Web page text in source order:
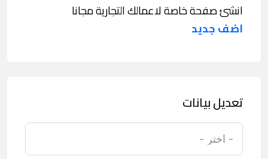
انشئ صفحة خاصة لاعمالك التجارية مجانا
اضف جديد
تعديل بيانات